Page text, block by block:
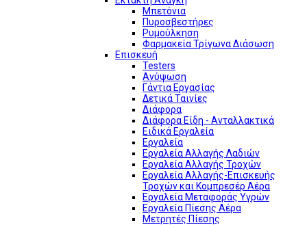
Μπετόνια
Πυροσβεστήρες
Ρυμούλκηση
Φαρμακεία Τρίγωνα Διάσωση
Επισκευή
Testers
Ανύψωση
Γάντια Εργασίας
Δετικά Ταινίες
Διάφορα
Διάφορα Είδη - Ανταλλακτικά
Ειδικά Εργαλεία
Εργαλεία
Εργαλεία Αλλαγής Λαδιών
Εργαλεία Αλλαγής Τροχών
Εργαλεία Αλλαγής-Επισκευής
Τροχών και Κομπρεσέρ Αέρα
Εργαλεία Μεταφοράς Υγρών
Εργαλεία Πίεσης Αέρα
Μετρητές Πίεσης